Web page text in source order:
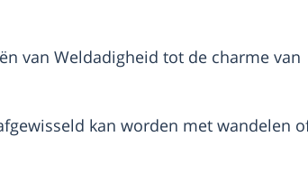
van Weldadigheid tot de charme van
kan worden met wandelen